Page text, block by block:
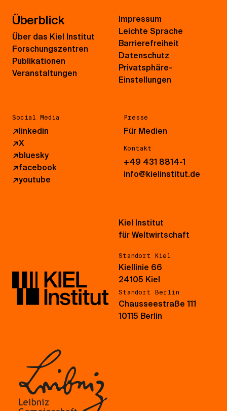
Überblick
Über das Kiel Institut
Forschungszentren
Publikationen
Veranstaltungen
Social Media
↗linkedin
↗X
↗bluesky
↗facebook
↗youtube
Presse
Für Medien
Kontakt
+49 431 8814-1
info@kielinstitut.de
Impressum
Leichte Sprache
Barrierefreiheit
Datenschutz
Privatsphäre-
Einstellungen
Kiel Institut
für Weltwirtschaft
Standort Kiel
Kiellinie 66
24105 Kiel
Standort Berlin
Chausseestraße 111
10115 Berlin